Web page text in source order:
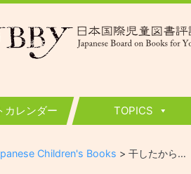
カレンダー TOPICS
Children's Books > 干したから…